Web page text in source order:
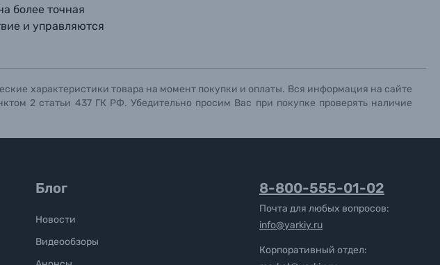
более точная
и управляются
характеристики товара на момент покупки и оплаты. Вся информация на сайте
2 статьи 437 ГК РФ. Убедительно просим Вас при покупке проверять наличие
Блог
Новости
Видеообзоры
8-800-555-01-02
Почта для любых вопросов:
info@yarkiy.ru
Корпоративный отдел: